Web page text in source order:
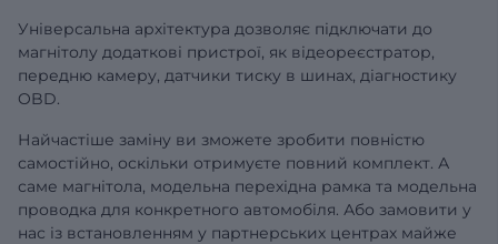
Універсальна архітектура дозволяє підключати до
магнітолу додаткові пристрої, як відеореєстратор,
передню камеру, датчики тиску в шинах, діагностику
OBD.
Найчастіше заміну ви зможете зробити повністю
самостійно, оскільки отримуєте повний комплект. А
саме магнітола, модельна перехідна рамка та модельна
проводка для конкретного автомобіля. Або замовити у
нас із встановленням у партнерських центрах майже